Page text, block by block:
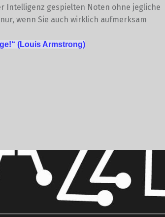
Intelligenz gespielten Noten ohne jegliche
wenn Sie auch wirklich aufmerksam
(Louis Armstrong)